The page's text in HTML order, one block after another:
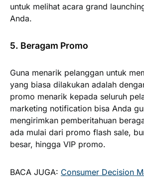
untuk melihat acara grand
Anda.
5. Beragam Promo
Guna menarik pelanggan untuk
yang biasa dilakukan adalah
promo menarik kepada seluruh
marketing notification bisa Anda
mengirimkan pemberitahuan
ada mulai dari promo flash sale,
besar, hingga VIP promo.
BACA JUGA: Consumer Decision